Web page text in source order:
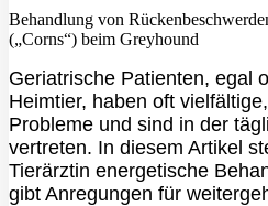
Behandlung von
(„Corns“) beim Greyhound
Geriatrische Patienten, egal
Heimtier, haben oft
Probleme und sind in der
vertreten. In diesem Artikel
Tierärztin energetische
gibt Anregungen für